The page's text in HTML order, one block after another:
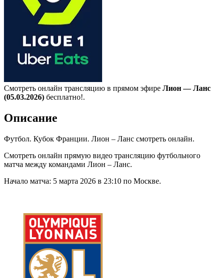
Смотреть онлайн трансляцию в прямом эфире Лион — Ланс
(05.03.2026) бесплатно!.
Описание
Футбол. Кубок Франции. Лион – Ланс смотреть онлайн.
Смотреть онлайн прямую видео трансляцию футбольного
матча между командами Лион – Ланс.
Начало матча: 5 марта 2026 в 23:10 по Москве.